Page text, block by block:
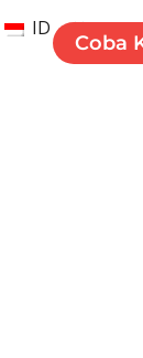
ID
Coba